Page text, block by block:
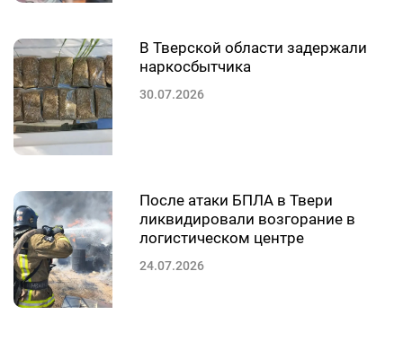
В Тверской области задержали
наркосбытчика
30.07.2026
После атаки БПЛА в Твери
ликвидировали возгорание в
логистическом центре
24.07.2026